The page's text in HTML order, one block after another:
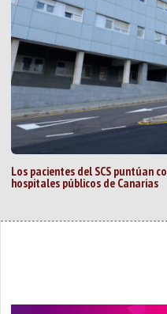
Los pacientes del SCS puntúan
hospitales públicos de Canarias